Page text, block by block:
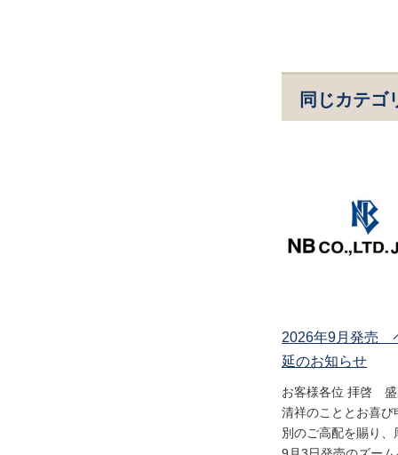
同じカテゴ
2026年9月発売
延のお知らせ
お客様各位 拝啓 盛
清祥のこととお喜
別のご高配を賜り